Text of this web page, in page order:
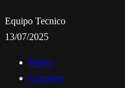
Equipo Tecnico
13/07/2025
Home
Category